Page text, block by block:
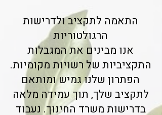
התאמה לתקציב ולדרישות
הרגולטוריות
אנו מבינים את המגבלות
התקציביות של רשויות מקומיות.
הפתרון שלנו גמיש ומותאם
לתקציב שלך, תוך עמידה מלאה
בדרישות משרד החינוך. נעבוד